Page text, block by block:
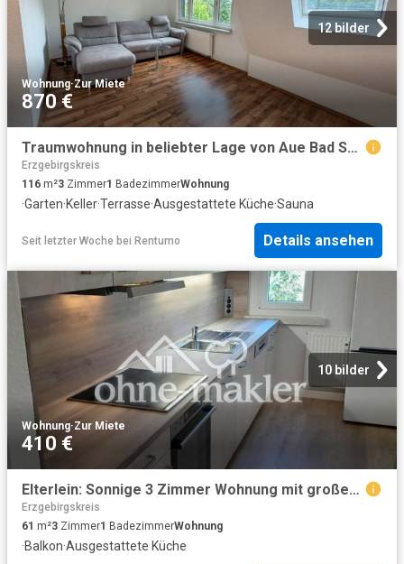
12 bilder
Wohnung·Zur Miete
870 €
Traumwohnung in beliebter Lage von Aue Bad Schlema
Erzgebirgskreis
116 m²3 Zimmer1 BadezimmerWohnung
·Garten·Keller·Terrasse·Ausgestattete Küche·Sauna
Seit letzter Woche bei Rentumo Details ansehen
10 bilder
Wohnung·Zur Miete
410 €
Elterlein: Sonnige 3 Zimmer Wohnung mit großem Balkon und Einbauküche in ruhiger Neubauanlage
Erzgebirgskreis
61 m²3 Zimmer1 BadezimmerWohnung
·Balkon·Ausgestattete Küche